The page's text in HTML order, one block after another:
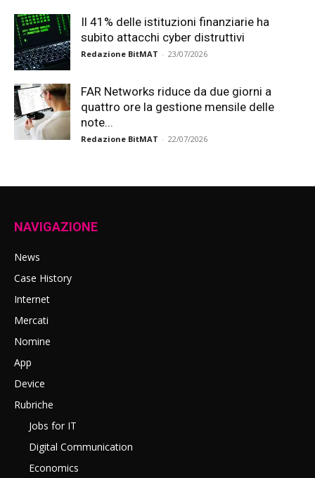
Il 41% delle istituzioni finanziarie ha
subito attacchi cyber distruttivi
Redazione BitMAT - 23/07/2026
FAR Networks riduce da due giorni a
quattro ore la gestione mensile delle
note...
Redazione BitMAT - 22/07/2026
NAVIGAZIONE
News
Case History
Internet
Mercati
Nomine
App
Device
Rubriche
Jobs for IT
Digital Communication
Economics